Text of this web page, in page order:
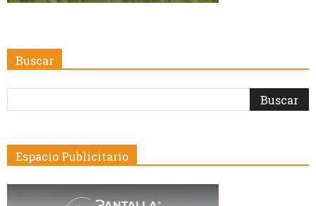
Buscar
Espacio Publicitario